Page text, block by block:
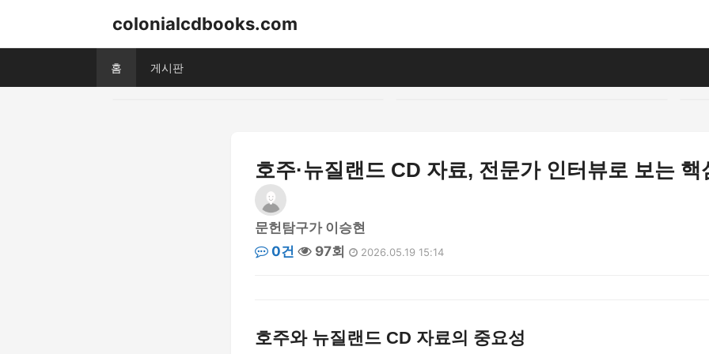
colonialcdbooks.com
홈 게시판
호주·뉴질랜드 CD 자료, 전문가 인터뷰로 보는 핵
문헌탐구가 이승현
0건
97회 2026.05.19 15:14
호주와 뉴질랜드 CD 자료의 중요성